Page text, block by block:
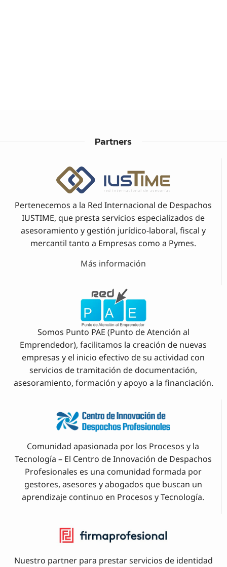
Partners
Pertenecemos a la Red Internacional de Despachos
IUSTIME, que presta servicios especializados de
asesoramiento y gestión jurídico-laboral, fiscal y
mercantil tanto a Empresas como a Pymes.
Más información
Somos Punto PAE (Punto de Atención al
Emprendedor), facilitamos la creación de nuevas
empresas y el inicio efectivo de su actividad con
servicios de tramitación de documentación,
asesoramiento, formación y apoyo a la financiación.
Comunidad apasionada por los Procesos y la
Tecnología – El Centro de Innovación de Despachos
Profesionales es una comunidad formada por
gestores, asesores y abogados que buscan un
aprendizaje continuo en Procesos y Tecnología.
Nuestro partner para prestar servicios de identidad